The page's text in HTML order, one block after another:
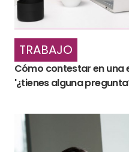
TRABAJO
Cómo contestar en una
'¿tienes alguna